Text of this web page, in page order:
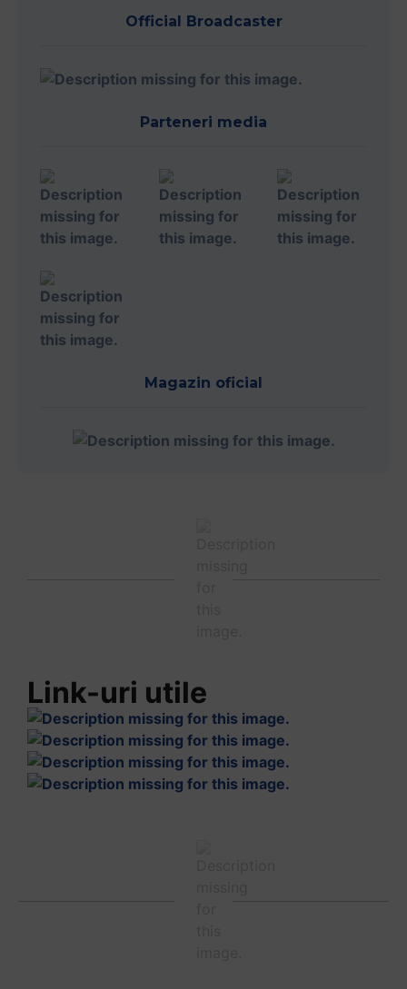
Official Broadcaster
Parteneri media
Magazin oficial
Link-uri utile